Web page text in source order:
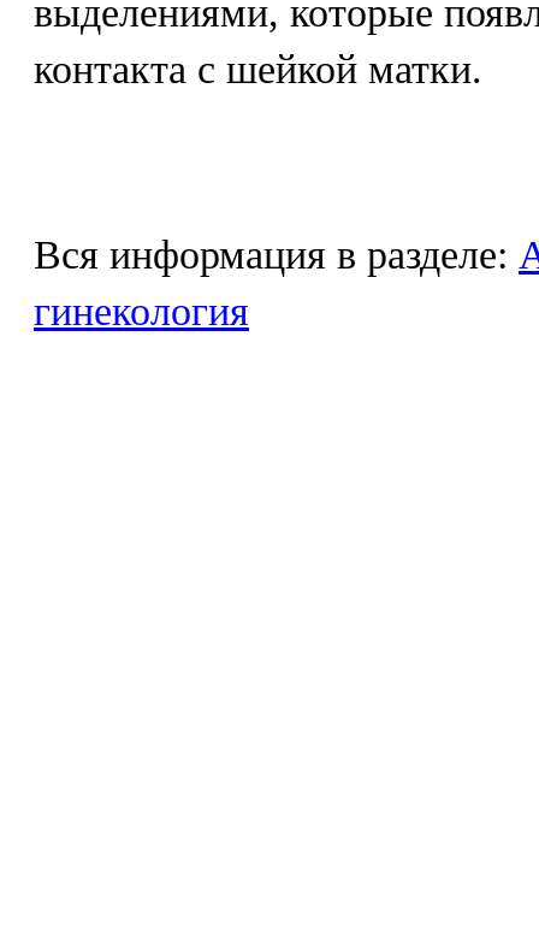
выделениями, которые
контакта с шейкой матки.
Вся информация в разделе:
гинекология